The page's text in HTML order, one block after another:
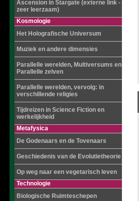
Ascension in Stargate (externe link -
zeer leerzaam)
Kosmologie
Het Holografische Universum
Muziek en andere dimensies
Parallelle werelden, Multiversums en
Parallelle zelven
Parallelle werelden, vervolg: in
verschillende religies
Tijdreizen in Science Fiction en
werkelijkheid
Metafysica
De Godenaars en de Tovenaars
Geschiedenis van de Evolutietheorie
Op weg naar een vegetarisch leven
Technologie
Biologische Ruimteschepen